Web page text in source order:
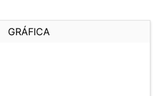
GRÁFICA